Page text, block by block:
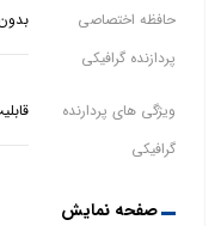
حافظه اختصاصی
پردازنده گرافیکی
ویژگی های پردارنده
گرافیکی
صفحه نمایش